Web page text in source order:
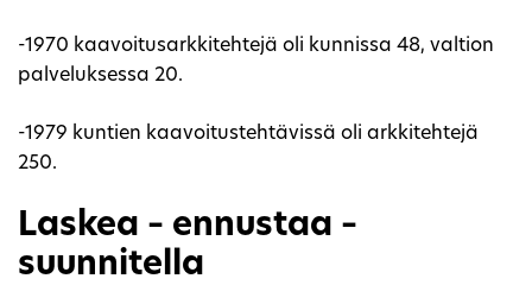
-1970 kaavoitusarkkitehtejä oli kunnissa 48, valtion
palveluksessa 20.
-1979 kuntien kaavoitustehtävissä oli arkkitehtejä
250.
Laskea – ennustaa –
suunnitella